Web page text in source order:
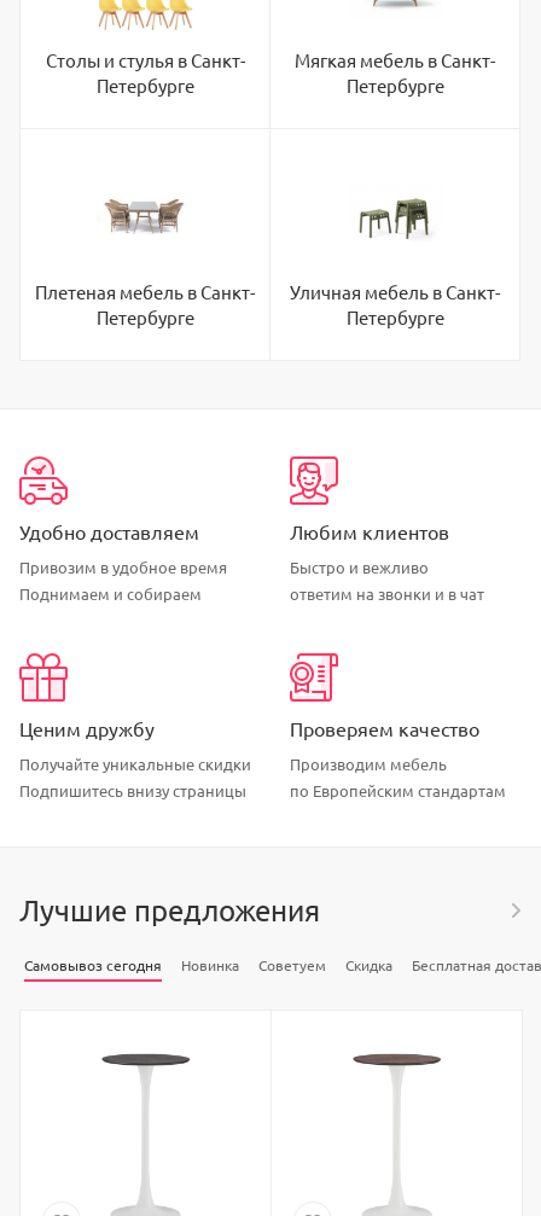
Столы и стулья в Санкт-
Петербурге
Мягкая мебель в Санкт-
Петербурге
Плетеная мебель в Санкт-
Петербурге
Уличная мебель в Санкт-
Петербурге
Удобно доставляем
Привозим в удобное время
Поднимаем и собираем
Любим клиентов
Быстро и вежливо
ответим на звонки и в чат
Ценим дружбу
Получайте уникальные скидки
Подпишитесь внизу страницы
Проверяем качество
Производим мебель
по Европейским стандартам
Лучшие предложения
Самовывоз сегодня Новинка Советуем Скидка Бесплатная